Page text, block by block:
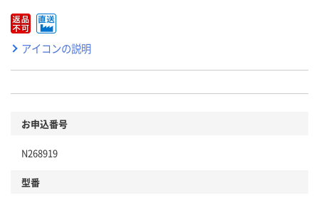
アイコンの説明
お申込番号
N268919
型番